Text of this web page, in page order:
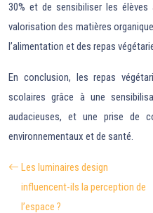
30% et de sensibiliser les
valorisation des matières
l’alimentation et des repas
En conclusion, les repas
scolaires grâce à une
audacieuses, et une prise de
environnementaux et de santé.
Les luminaires design
influencent-ils la perception de
l’espace ?